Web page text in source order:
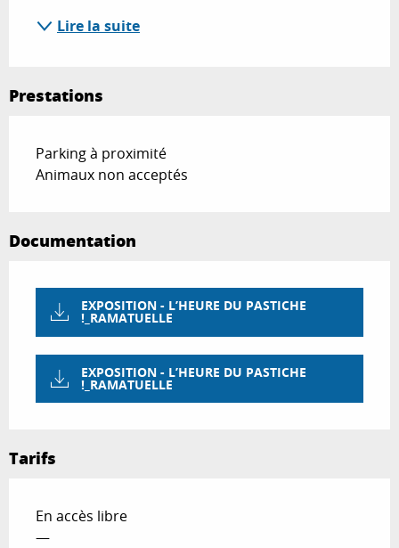
Lire la suite
Prestations
Parking à proximité
Animaux non acceptés
Documentation
EXPOSITION - L’HEURE DU PASTICHE
!_RAMATUELLE
EXPOSITION - L’HEURE DU PASTICHE
!_RAMATUELLE
Tarifs
En accès libre
—